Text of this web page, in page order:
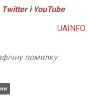
Twitterі YouTube
UAINFO
помилку